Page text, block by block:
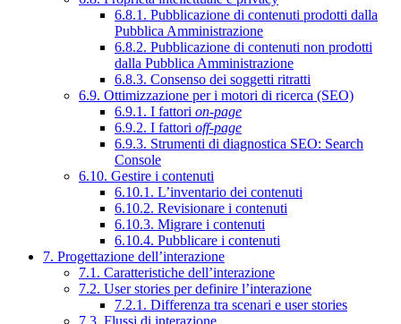
6.8.1. Pubblicazione di contenuti prodotti dalla
Pubblica Amministrazione
6.8.2. Pubblicazione di contenuti non prodotti
dalla Pubblica Amministrazione
6.8.3. Consenso dei soggetti ritratti
6.9. Ottimizzazione per i motori di ricerca (SEO)
6.9.1. I fattori on-page
6.9.2. I fattori off-page
6.9.3. Strumenti di diagnostica SEO: Search
Console
6.10. Gestire i contenuti
6.10.1. L’inventario dei contenuti
6.10.2. Revisionare i contenuti
6.10.3. Migrare i contenuti
6.10.4. Pubblicare i contenuti
7. Progettazione dell’interazione
7.1. Caratteristiche dell’interazione
7.2. User stories per definire l’interazione
7.2.1. Differenza tra scenari e user stories
7.3. Flussi di interazione